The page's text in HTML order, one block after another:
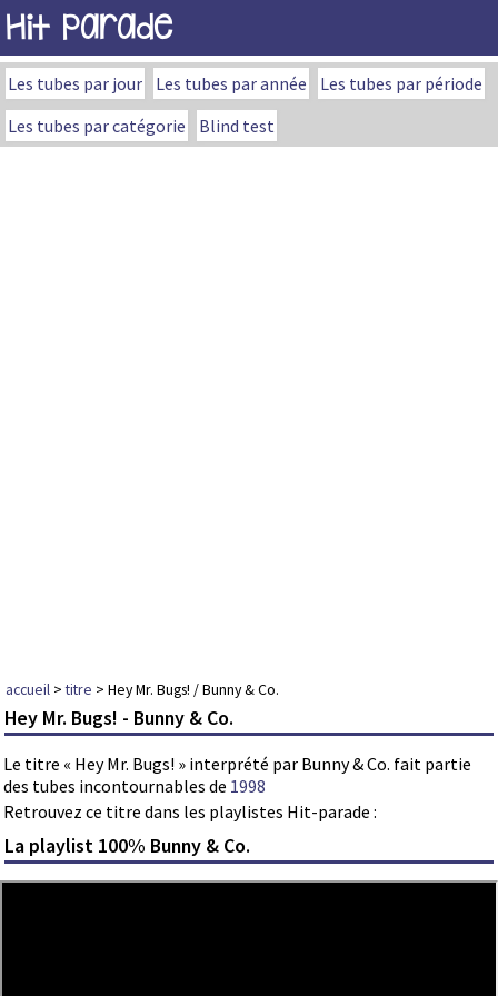
Hit Parade
Les tubes par jour Les tubes par année
Les tubes par période
Les tubes par catégorie
Blind test
accueil >titre > Hey Mr. Bugs! / Bunny & Co.
Hey Mr. Bugs! - Bunny & Co.
Le titre « Hey Mr. Bugs! » interprété par Bunny & Co. fait partie
des tubes incontournables de 1998
Retrouvez ce titre dans les playlistes Hit-parade :
La playlist 100% Bunny & Co.